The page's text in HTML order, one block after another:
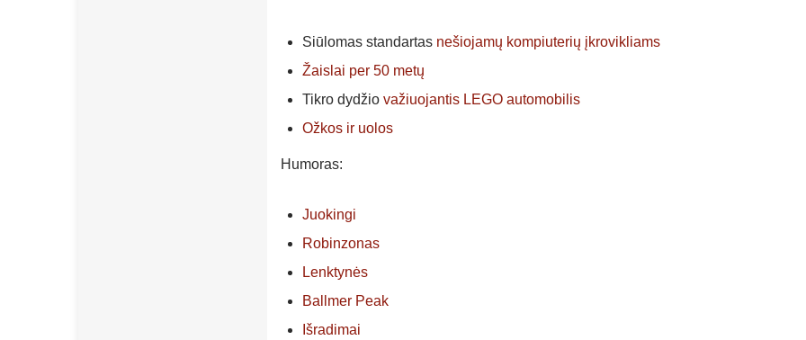
Siūlomas standartas nešiojamų kompiuterių įkrovikliams
Žaislai per 50 metų
Tikro dydžio važiuojantis LEGO automobilis
Ožkos ir uolos
Humoras:
Juokingi
Robinzonas
Lenktynės
Ballmer Peak
Išradimai